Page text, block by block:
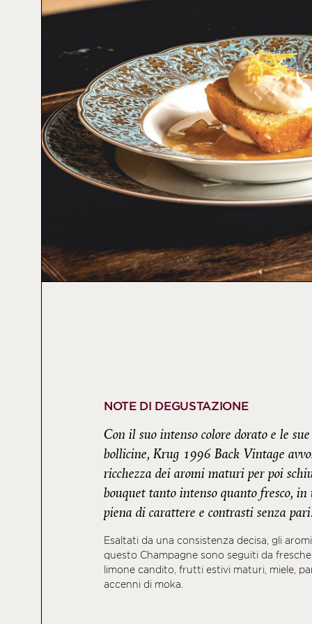
NOTE DI DEGUSTAZIONE
Con il suo intenso colore dorato e le
bollicine, Krug 1996 Back Vintage
ricchezza dei aromi maturi per poi
bouquet tanto intenso quanto fresco, in
piena di carattere e contrasti senza
Esaltati da una consistenza decisa, gli
questo Champagne sono seguiti da
limone candito, frutti estivi maturi, miele,
accenni di moka.